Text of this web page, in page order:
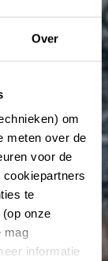
Over
om
meten over de
voor de
te
onze
mag
informatie